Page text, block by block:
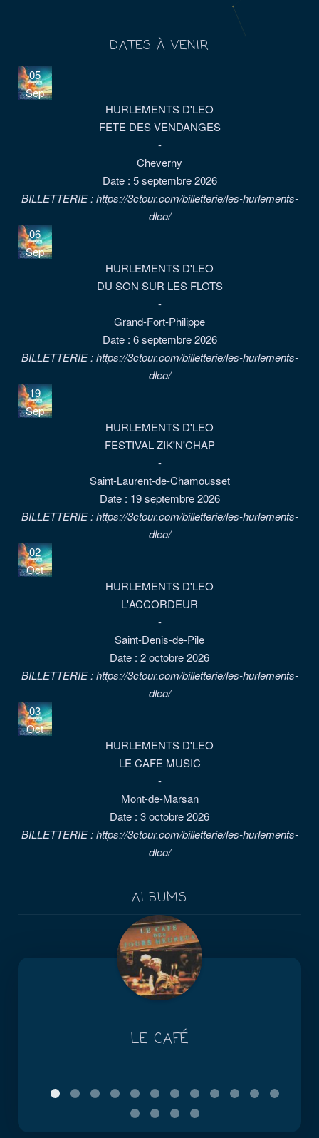
DATES À VENIR
05
Sep
HURLEMENTS D'LEO
FETE DES VENDANGES
-
Cheverny
Date : 5 septembre 2026
BILLETTERIE : https://3ctour.com/billetterie/les-hurlements-
dleo/
06
Sep
HURLEMENTS D'LEO
DU SON SUR LES FLOTS
-
Grand-Fort-Philippe
Date : 6 septembre 2026
BILLETTERIE : https://3ctour.com/billetterie/les-hurlements-
dleo/
19
Sep
HURLEMENTS D'LEO
FESTIVAL ZIK'N'CHAP
-
Saint-Laurent-de-Chamousset
Date : 19 septembre 2026
BILLETTERIE : https://3ctour.com/billetterie/les-hurlements-
dleo/
02
Oct
HURLEMENTS D'LEO
L'ACCORDEUR
-
Saint-Denis-de-Pile
Date : 2 octobre 2026
BILLETTERIE : https://3ctour.com/billetterie/les-hurlements-
dleo/
03
Oct
HURLEMENTS D'LEO
LE CAFE MUSIC
-
Mont-de-Marsan
Date : 3 octobre 2026
BILLETTERIE : https://3ctour.com/billetterie/les-hurlements-
dleo/
ALBUMS
LE CAFÉ